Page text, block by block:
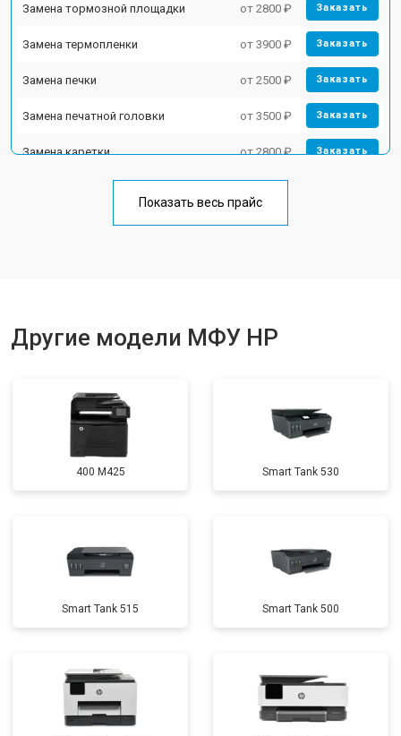
Замена тормозной площадки от 2800 ₽ Заказать
Замена термопленки от 3900 ₽ Заказать
Замена печки от 2500 ₽ Заказать
Замена печатной головки от 3500 ₽ Заказать
Замена каретки от 2800 ₽ Заказать
Замена блока питания от 2500 ₽
Показать весь прайс
Другие модели МФУ HP
400 M425 Smart Tank 530
Smart Tank 515 Smart Tank 500